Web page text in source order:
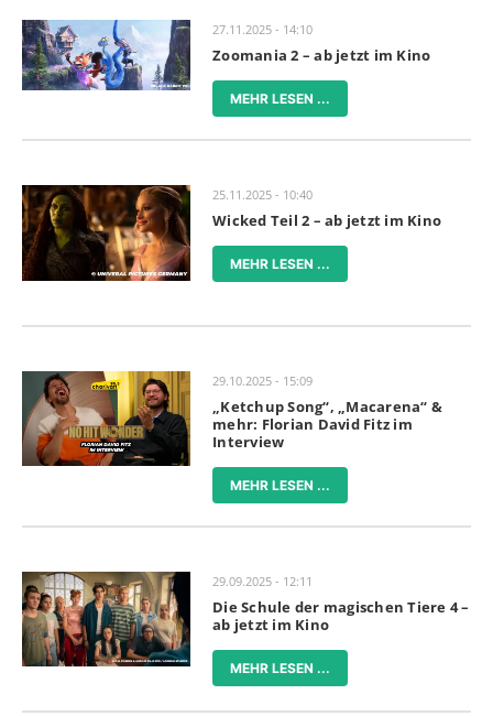
27.11.2025 - 14:10
Zoomania 2 – ab jetzt im Kino
MEHR LESEN ...
25.11.2025 - 10:40
Wicked Teil 2 – ab jetzt im Kino
MEHR LESEN ...
29.10.2025 - 15:09
„Ketchup Song“, „Macarena“ &
mehr: Florian David Fitz im
Interview
MEHR LESEN ...
29.09.2025 - 12:11
Die Schule der magischen Tiere 4 –
ab jetzt im Kino
MEHR LESEN ...